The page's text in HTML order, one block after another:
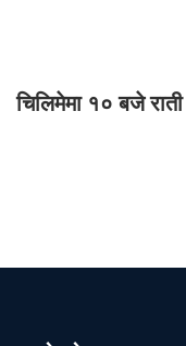
चिलिमेमा १० बजे